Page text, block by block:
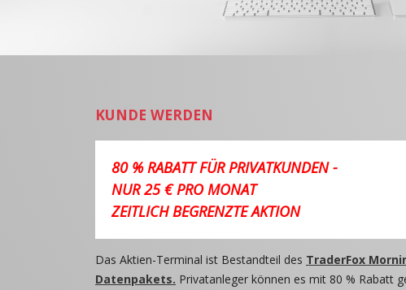
KUNDE WERDEN
80 % RABATT FÜR PRIVATKUNDEN -
NUR 25 € PRO MONAT
ZEITLICH BEGRENZTE AKTION
Das Aktien-Terminal ist Bestandteil des TraderFox
Datenpakets. Privatanleger können es mit 80 % Rabatt